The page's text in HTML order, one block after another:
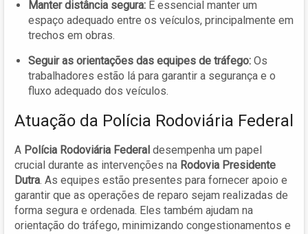
Manter distância segura: É essencial manter um
espaço adequado entre os veículos, principalmente em
trechos em obras.
Seguir as orientações das equipes de tráfego: Os
trabalhadores estão lá para garantir a segurança e o
fluxo adequado dos veículos.
Atuação da Polícia Rodoviária Federal
A Polícia Rodoviária Federal desempenha um papel
crucial durante as intervenções na Rodovia Presidente
Dutra. As equipes estão presentes para fornecer apoio e
garantir que as operações de reparo sejam realizadas de
forma segura e ordenada. Eles também ajudam na
orientação do tráfego, minimizando congestionamentos e